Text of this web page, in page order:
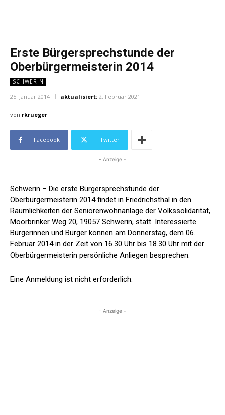
Erste Bürgersprechstunde der
Oberbürgermeisterin 2014
SCHWERIN
25. Januar 2014 aktualisiert: 2. Februar 2021
von rkrueger
Facebook Twitter
- Anzeige -
Schwerin – Die erste Bürgersprechstunde der
Oberbürgermeisterin 2014 findet in Friedrichsthal in den
Räumlichkeiten der Seniorenwohnanlage der Volkssolidarität,
Moorbrinker Weg 20, 19057 Schwerin, statt. Interessierte
Bürgerinnen und Bürger können am Donnerstag, dem 06.
Februar 2014 in der Zeit von 16.30 Uhr bis 18.30 Uhr mit der
Oberbürgermeisterin persönliche Anliegen besprechen.
Eine Anmeldung ist nicht erforderlich.
- Anzeige -